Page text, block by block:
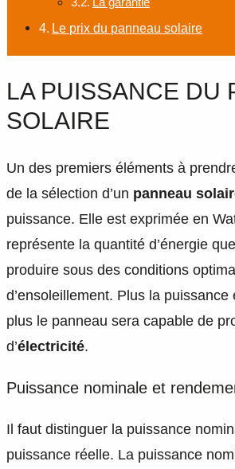
Le prix du panneau solaire
LA PUISSANCE DU
SOLAIRE
Un des premiers éléments à
de la sélection d’un panneau
puissance. Elle est exprimée en
représente la quantité d’énergie
produire sous des conditions
d’ensoleillement. Plus la puissance
plus le panneau sera capable de
d’électricité.
Puissance nominale et
Il faut distinguer la puissance
puissance réelle. La puissance